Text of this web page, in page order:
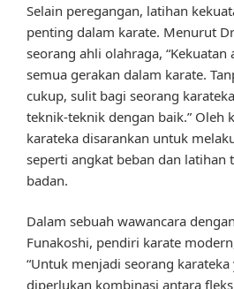
Selain peregangan, latihan
penting dalam karate. Menurut
seorang ahli olahraga, “Kekuatan
semua gerakan dalam karate.
cukup, sulit bagi seorang
teknik-teknik dengan baik.” Oleh
karateka disarankan untuk
seperti angkat beban dan latihan
badan.
Dalam sebuah wawancara
Funakoshi, pendiri karate
“Untuk menjadi seorang
diperlukan kombinasi antara